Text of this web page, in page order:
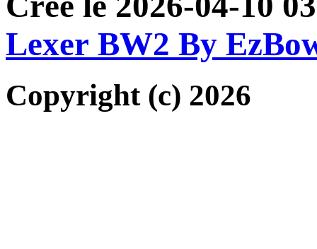
Lexer BW2 By
Copyright (c) 2026